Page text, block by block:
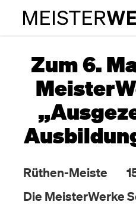
Zum 6.
Rüthen-Meiste
Die MeisterWerke